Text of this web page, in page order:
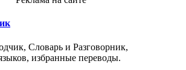
Словарь и Разговорник,
избранные переводы.